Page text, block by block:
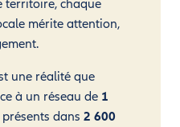
territoire, chaque
mérite attention,
une réalité que
à un réseau de 1
présents dans 2 600